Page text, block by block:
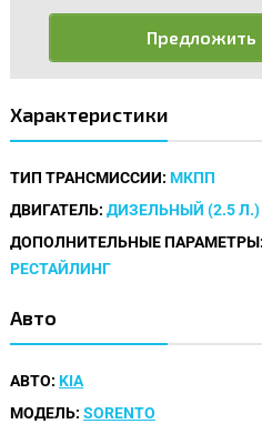
Предложить
Характеристики
ТИП ТРАНСМИССИИ: МКПП
ДВИГАТЕЛЬ: ДИЗЕЛЬНЫЙ (2.5 Л.)
ДОПОЛНИТЕЛЬНЫЕ ПАРАМЕТРЫ:
РЕСТАЙЛИНГ
Авто
АВТО: KIA
МОДЕЛЬ: SORENTO